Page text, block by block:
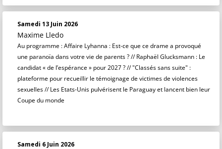
Samedi 13 Juin 2026
Maxime Lledo
Au programme : Affaire Lyhanna : Est-ce que ce drame a provoqué
une paranoïa dans votre vie de parents ? // Raphaël Glucksmann : Le
candidat « de l’espérance » pour 2027 ? // "Classés sans suite" :
plateforme pour recueillir le témoignage de victimes de violences
sexuelles // Les Etats-Unis pulvérisent le Paraguay et lancent bien leur
Coupe du monde
Samedi 6 Juin 2026